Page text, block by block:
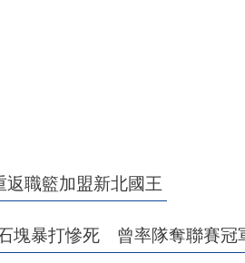
職籃加盟新北國王
塊暴打慘死 曾率隊奪聯賽